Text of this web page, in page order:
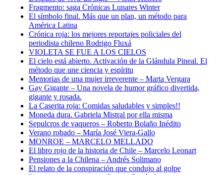
Fragmento: saga Crónicas Lunares Winter
El símbolo final. Más que un plan, un método para
América Latina
Crónica roja: los mejores reportajes policiales del
periodista chileno Rodrigo Fluxá
VIOLETA SE FUE A LOS CIELOS
El cielo está abierto. Activación de la Glándula Pineal. El
método que une ciencia y espíritu
Memorias de una mujer irreverente – Marta Vergara
Gay Gigante – Una novela de humor gráfico divertida,
gigante y rosada.
La Caserita roja: Comidas saludables y simples!!
Moneda dura. Gabriela Mistral por ella misma
Sepulcros de vaqueros – Roberto Bolaño Inédito
Verano robado – María José Viera-Gallo
MONROE – MARCELO MELLADO
El libro rojo de la historia de Chile – Marcelo Leonart
Pensiones a la Chilena – Andrés Solimano
El relato de la conspiración que condujo al golpe